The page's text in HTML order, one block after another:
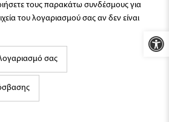
τους παρακάτω συνδέσμους για
του λογαριασμού σας αν δεν είναι
σας